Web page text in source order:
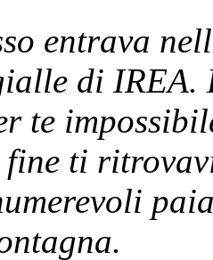
entrava
di IREA.
te
ti